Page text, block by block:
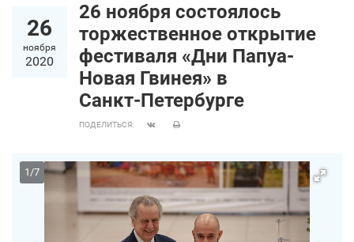
26
ноября
2020
26 ноября состоялось
торжественное открытие
фестиваля «Дни Папуа-
Новая Гвинея» в
Санкт‑Петербурге
ПОДЕЛИТЬСЯ:
1/7